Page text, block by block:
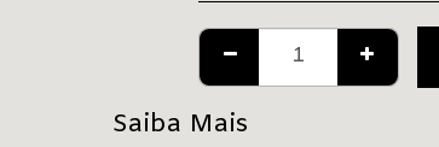
Saiba Mais